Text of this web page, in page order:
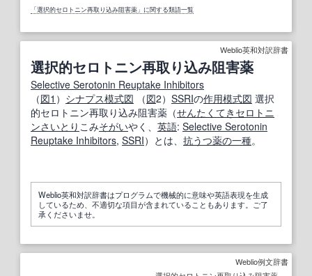
「選択的セロトニン再取り込み阻害薬」に関する類語一覧
Weblio英和対訳辞書
選択的セロトニン再取り込み阻害薬
Selective Serotonin Reuptake Inhibitors
（図1 ） シナプス模式図 （図2） SSRIの作用模式図 選択
的セロトニン再取り込み阻害薬（せんたくてき セロトニ
ンさいとり こみそがいやく、 英語: Selective Serotonin
Reuptake Inhibitors, SSRI）とは、 抗うつ薬の一種。
Weblio英和対訳辞書はプログラムで機械的に意味や英語表現を生成
しているため、不適切な項目が含まれていることもあります。ご了
承くださいませ。
Weblio例文辞書